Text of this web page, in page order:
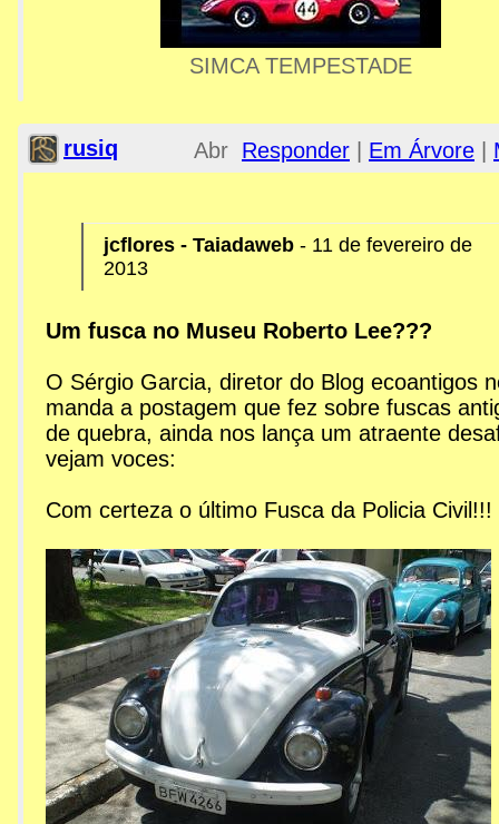
SIMCA TEMPESTADE
rusiq Responder Em Árvore
Abr 03,
7:13pm
jcflores - Taiadaweb - 11 de fevereiro de
2013
Um fusca no Museu Roberto Lee???
O Sérgio Garcia, diretor do Blog ecoantigos
manda a postagem que fez sobre fuscas
de quebra, ainda nos lança um atraente
vejam voces:
Com certeza o último Fusca da Policia Civil!!!